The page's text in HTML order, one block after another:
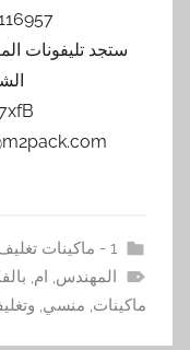
01211116958
ستجد تليفونات
1 - ماكينات تغليف بالفاكيوم
المهندس, ام,
ماكينات, منسي,